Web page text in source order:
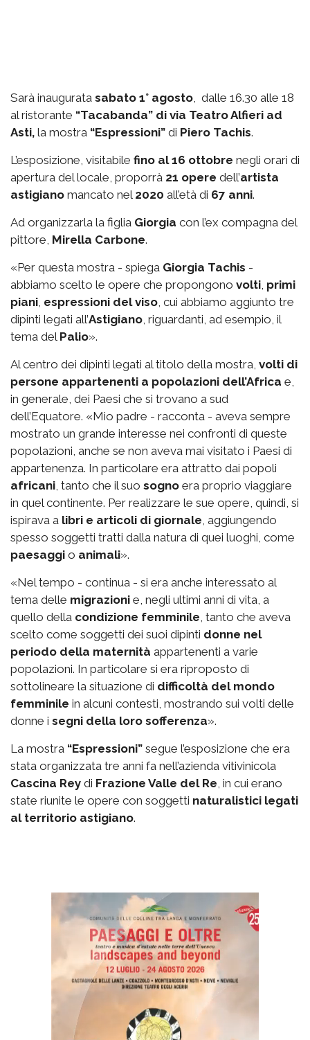
Sarà inaugurata sabato 1° agosto , dalle 16.30 alle 18
al ristorante “Tacabanda” di via Teatro Alfieri ad
Asti, la mostra “Espressioni” di Piero Tachis.
L’esposizione, visitabile fino al 16 ottobre negli orari di
apertura del locale, proporrà 21 opere dell’artista
astigiano mancato nel 2020 all’età di 67 anni.
Ad organizzarla la figlia Giorgia con l’ex compagna del
pittore, Mirella Carbone.
«Per questa mostra - spiega Giorgia Tachis -
abbiamo scelto le opere che propongono volti primi
piani espressioni del viso , cui abbiamo aggiunto tre
dipinti legati all’Astigiano , riguardanti, ad esempio, il
tema del Palio».
Al centro dei dipinti legati al titolo della mostra, volti di
persone appartenenti a popolazioni dell’Africa e,
in generale, dei Paesi che si trovano a sud
dell’Equatore. «Mio padre - racconta - aveva sempre
mostrato un grande interesse nei confronti di queste
popolazioni, anche se non aveva mai visitato i Paesi di
appartenenza. In particolare era attratto dai popoli
africani , tanto che il suo sogno era proprio viaggiare
in quel continente. Per realizzare le sue opere, quindi, si
ispirava a libri e articoli di giornale , aggiungendo
spesso soggetti tratti dalla natura di quei luoghi, come
paesaggi o animali».
«Nel tempo - continua - si era anche interessato al
tema delle migrazioni e, negli ultimi anni di vita, a
quello della condizione femminile , tanto che aveva
scelto come soggetti dei suoi dipinti donne nel
periodo della maternità appartenenti a varie
popolazioni. In particolare si era riproposto di
sottolineare la situazione di difficoltà del mondo
femminile in alcuni contesti, mostrando sui volti delle
donne i segni della loro sofferenza».
La mostra “Espressioni” segue l’esposizione che era
stata organizzata tre anni fa nell’azienda vitivinicola
Cascina Rey di Frazione Valle del Re , in cui erano
state riunite le opere con soggetti naturalistici legati
al territorio astigiano.